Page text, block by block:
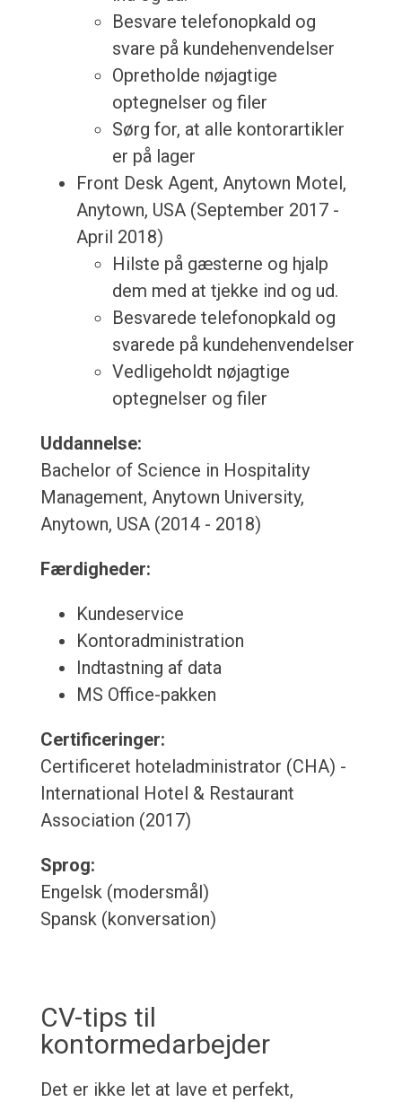
Besvare telefonopkald og
svare på kundehenvendelser
Opretholde nøjagtige
optegnelser og filer
Sørg for, at alle kontorartikler
er på lager
Front Desk Agent, Anytown Motel,
Anytown, USA (September 2017 -
April 2018)
Hilste på gæsterne og hjalp
dem med at tjekke ind og ud.
Besvarede telefonopkald og
svarede på kundehenvendelser
Vedligeholdt nøjagtige
optegnelser og filer
Uddannelse:
Bachelor of Science in Hospitality
Management, Anytown University,
Anytown, USA (2014 - 2018)
Færdigheder:
Kundeservice
Kontoradministration
Indtastning af data
MS Office-pakken
Certificeringer:
Certificeret hoteladministrator (CHA) -
International Hotel & Restaurant
Association (2017)
Sprog:
Engelsk (modersmål)
Spansk (konversation)
CV-tips til
kontormedarbejder
Det er ikke let at lave et perfekt,